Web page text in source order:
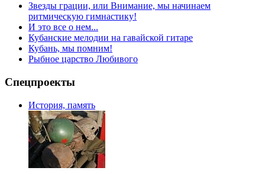
Звезды грации, или Внимание, мы начинаем
ритмическую гимнастику!
И это все о нем...
Кубанские мелодии на гавайской гитаре
Кубань, мы помним!
Рыбное царство Любивого
Спецпроекты
История, память